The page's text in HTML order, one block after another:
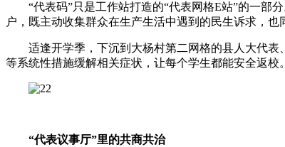
“代表码”只是工作站打造的“代表网格E站”的一部分
户，既主动收集群众在生产生活中遇到的民生诉求，也
适逢开学季，下沉到大杨村第二网格的县人大代表
等系统性措施缓解相关症状，让每个学生都能安全返
“代表议事厅”里的共商共治